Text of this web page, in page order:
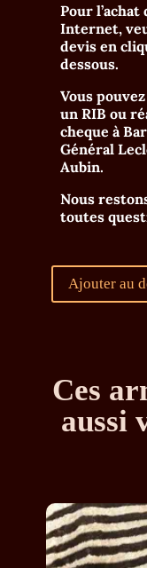
Pour
Internet,
devis en
dessous.
Vous
un RIB ou
cheque à
Général
Aubin.
Nous
toutes
Ajouter au
Ces
aussi